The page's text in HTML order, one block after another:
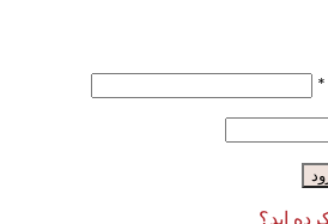
*
اید؟